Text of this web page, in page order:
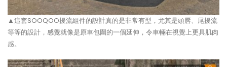
▲這套SOOQOO擾流組件的設計真的是非常有型，尤其是頭唇、尾擾流
等等的設計，感覺就像是原車包圍的一個延伸，令車輛在視覺上更具肌肉
感。